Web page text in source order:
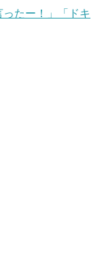
ったー！」「ドキ